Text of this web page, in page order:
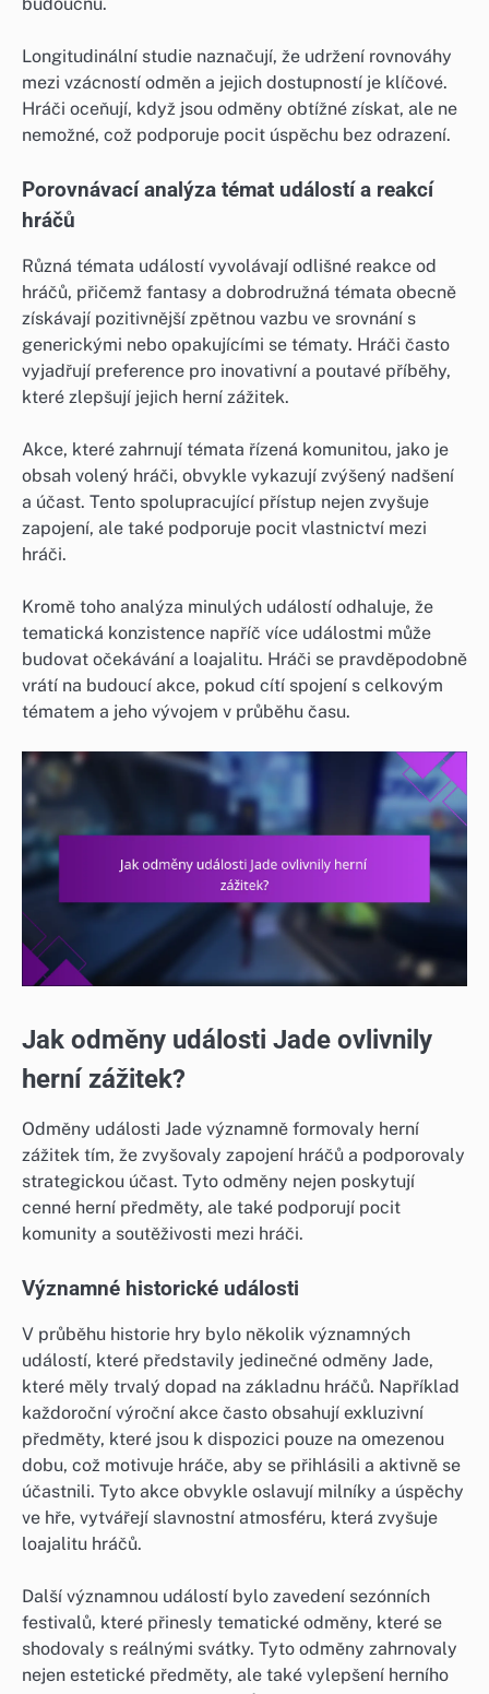
Longitudinální studie naznačují, že udržení rovnováhy
mezi vzácností odměn a jejich dostupností je klíčové.
Hráči oceňují, když jsou odměny obtížné získat, ale ne
nemožné, což podporuje pocit úspěchu bez odrazení.
Porovnávací analýza témat událostí a reakcí
hráčů
Různá témata událostí vyvolávají odlišné reakce od
hráčů, přičemž fantasy a dobrodružná témata obecně
získávají pozitivnější zpětnou vazbu ve srovnání s
generickými nebo opakujícími se tématy. Hráči často
vyjadřují preference pro inovativní a poutavé příběhy,
které zlepšují jejich herní zážitek.
Akce, které zahrnují témata řízená komunitou, jako je
obsah volený hráči, obvykle vykazují zvýšený nadšení
a účast. Tento spolupracující přístup nejen zvyšuje
zapojení, ale také podporuje pocit vlastnictví mezi
hráči.
Kromě toho analýza minulých událostí odhaluje, že
tematická konzistence napříč více událostmi může
budovat očekávání a loajalitu. Hráči se pravděpodobně
vrátí na budoucí akce, pokud cítí spojení s celkovým
tématem a jeho vývojem v průběhu času.
Jak odměny události Jade ovlivnily
herní zážitek?
Odměny události Jade významně formovaly herní
zážitek tím, že zvyšovaly zapojení hráčů a podporovaly
strategickou účast. Tyto odměny nejen poskytují
cenné herní předměty, ale také podporují pocit
komunity a soutěživosti mezi hráči.
Významné historické události
V průběhu historie hry bylo několik významných
událostí, které představily jedinečné odměny Jade,
které měly trvalý dopad na základnu hráčů. Například
každoroční výroční akce často obsahují exkluzivní
předměty, které jsou k dispozici pouze na omezenou
dobu, což motivuje hráče, aby se přihlásili a aktivně se
účastnili. Tyto akce obvykle oslavují milníky a úspěchy
ve hře, vytvářejí slavnostní atmosféru, která zvyšuje
loajalitu hráčů.
Další významnou událostí bylo zavedení sezónních
festivalů, které přinesly tematické odměny, které se
shodovaly s reálnými svátky. Tyto odměny zahrnovaly
nejen estetické předměty, ale také vylepšení herního